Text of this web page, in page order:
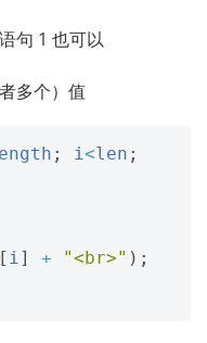
句 1 也可以
多个）值
; i<len ;
[ i] + "<br>" );